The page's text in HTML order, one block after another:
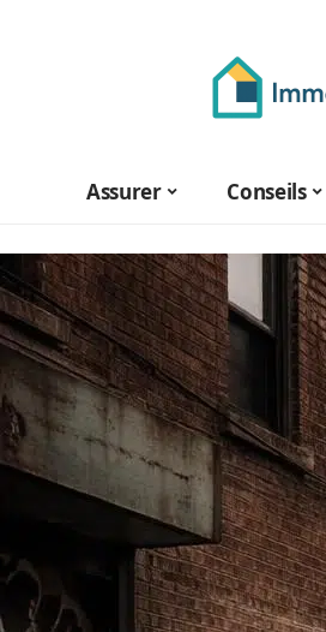
Assurer Conseils